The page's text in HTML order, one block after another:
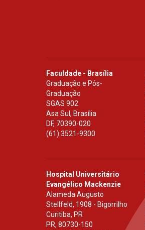
Faculdade - Brasília
Graduação e Pós-
Graduação
SGAS 902
Asa Sul, Brasília
DF, 70390-020
(61) 3521-9300
Hospital Universitário
Evangélico Mackenzie
Alameda Augusto
Stellfeld, 1908 - Bigorrilho
Curitiba, PR
PR, 80730-150